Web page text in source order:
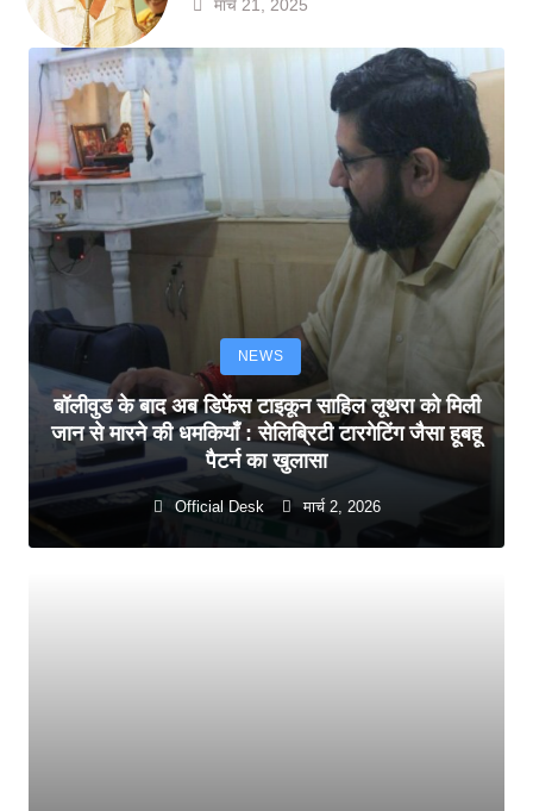
मार्च 21, 2025
NEWS
बॉलीवुड के बाद अब डिफेंस टाइकून साहिल लूथरा को मिली
जान से मारने की धमकियाँ : सेलिब्रिटी टारगेटिंग जैसा हूबहू
पैटर्न का खुलासा
Official Desk मार्च 2, 2026